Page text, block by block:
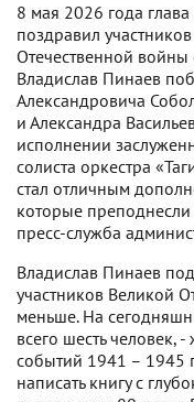
8 мая 2026 года
поздравил
Отечественной
Владислав Пинаев
Александровича
и Александра
исполнении
солиста оркестра
стал отличным
которые
пресс-служба
Владислав Пинаев
участников Великой
меньше. На
всего шесть человек,
событий 1941 – 1945
написать книгу с